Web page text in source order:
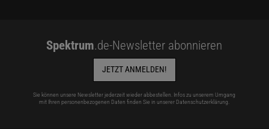
Spektrum.de-Newsletter abonnieren
JETZT ANMELDEN!
Sie können unsere Newsletter jederzeit wieder abbestellen. Infos zu unserem Umgang
mit Ihren personenbezogenen Daten finden Sie in unserer Datenschutzerklärung.